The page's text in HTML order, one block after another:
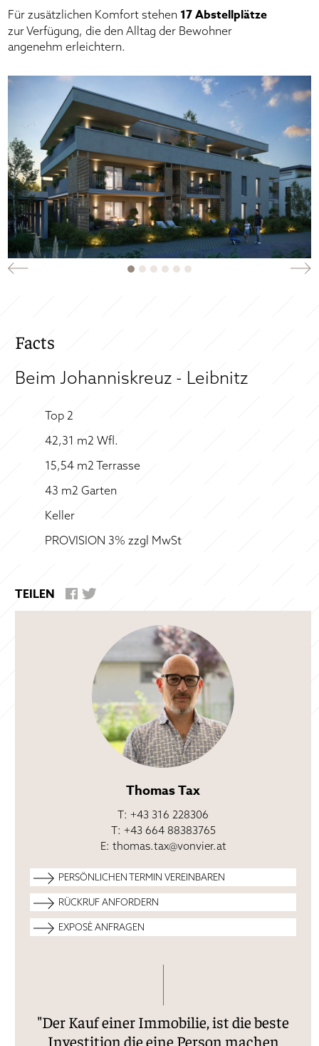
Für zusätzlichen Komfort stehen 17 Abstellplätze
zur Verfügung, die den Alltag der Bewohner
angenehm erleichtern.
Facts
Beim Johanniskreuz - Leibnitz
Top 2
42,31 m2 Wfl.
15,54 m2 Terrasse
43 m2 Garten
Keller
PROVISION 3% zzgl MwSt
TEILEN
Thomas Tax
T: +43 316 228306
T: +43 664 88383765
E: thomas.tax@vonvier.at
PERSÖNLICHEN TERMIN VEREINBAREN
Datenschutzerklärung
RÜCKRUF ANFORDERN
Ihre Kontaktdaten werden zum Zweck der
Kontaktaufnahme im Rahmen dieser Anfrage
gespeichert. (
Datenschutzerklärung
EXPOSÈ ANFRAGEN
Ihre Kontaktdaten werden zum Zweck der
Kontaktaufnahme im Rahmen dieser Anfrage
gespeichert. (Datenschutzerklärung ).
"Der Kauf einer Immobilie, ist die beste
Investition die eine Person machen